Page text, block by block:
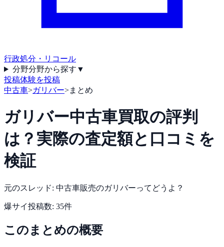
行政処分・リコール
分野分野から探す ▼
投稿体験を投稿
中古車>ガリバー>まとめ
ガリバー中古車買取の評判
は？実際の査定額と口コミを
検証
元のスレッド: 中古車販売のガリバーってどうよ？
爆サイ投稿数: 35件
このまとめの概要